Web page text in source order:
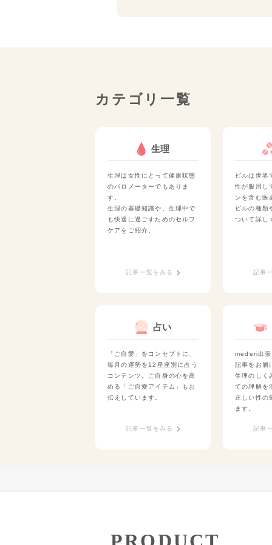
カテゴリ一覧
生理
生理は女性にとって健康状態
のバロメーターでもありま
す。
生理の基礎知識や、生理中で
も快適に過ごすためのセルフ
ケアをご紹介。
記事一覧をみる
ピルは世界
性が服用し
ンを含む医
ピルの種類
ついて詳し
記事
占い
「ご自愛」をコンセプトに、
毎月の運勢を12星座別に占う
コンテンツ。ご自身の心を高
める「ご自愛アイテム」もお
伝えしています。
記事一覧をみる
mederi出張
記事をお届
生理のしく
ての理解を
正しい性の
ます。
記事